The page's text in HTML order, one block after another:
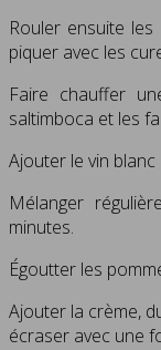
Rouler ensuite
piquer avec les
Faire chauffer
saltimboca et les
Ajouter le vin blanc
Mélanger
minutes.
Égoutter les
Ajouter la crème,
écraser avec une